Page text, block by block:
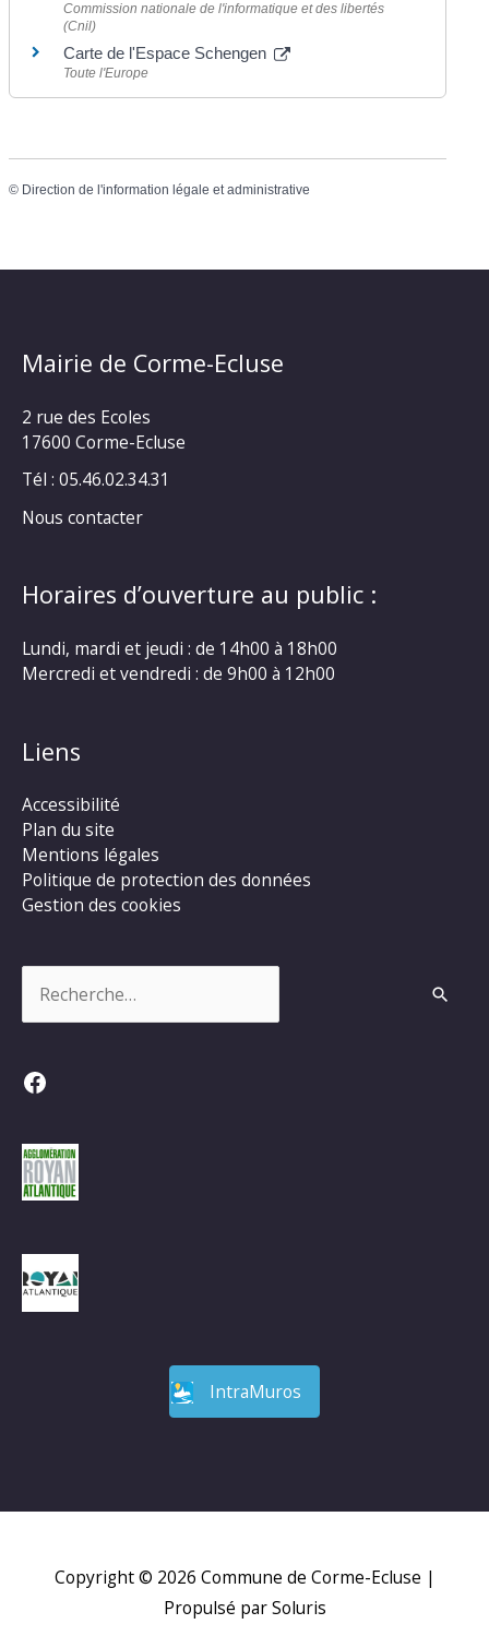
Commission nationale de l'informatique et des libertés
(Cnil)
Carte de l'Espace Schengen
Toute l'Europe
© Direction de l'information légale et administrative
Mairie de Corme-Ecluse
2 rue des Ecoles
17600 Corme-Ecluse
Tél : 05.46.02.34.31
Nous contacter
Horaires d’ouverture au public :
Lundi, mardi et jeudi : de 14h00 à 18h00
Mercredi et vendredi : de 9h00 à 12h00
Liens
Accessibilité
Plan du site
Mentions légales
Politique de protection des données
Gestion des cookies
Facebook
IntraMuros
Copyright © 2026 Commune de Corme-Ecluse |
Propulsé par Soluris